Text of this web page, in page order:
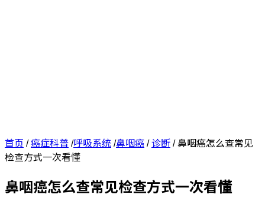
首页 /癌症科普/呼吸系统/鼻咽癌/诊断/鼻咽癌怎么查常见
检查方式一次看懂
鼻咽癌怎么查常见检查方式一次看懂